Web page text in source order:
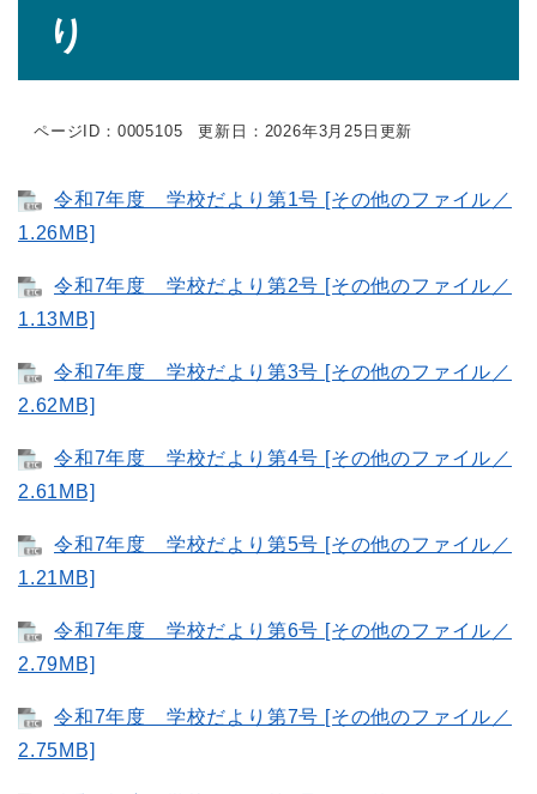
り
ページID：0005105 更新日：2026年3月25日更新
令和7年度 学校だより第1号 [その他のファイル／
1.26MB]
令和7年度 学校だより第2号 [その他のファイル／
1.13MB]
令和7年度 学校だより第3号 [その他のファイル／
2.62MB]
令和7年度 学校だより第4号 [その他のファイル／
2.61MB]
令和7年度 学校だより第5号 [その他のファイル／
1.21MB]
令和7年度 学校だより第6号 [その他のファイル／
2.79MB]
令和7年度 学校だより第7号 [その他のファイル／
2.75MB]